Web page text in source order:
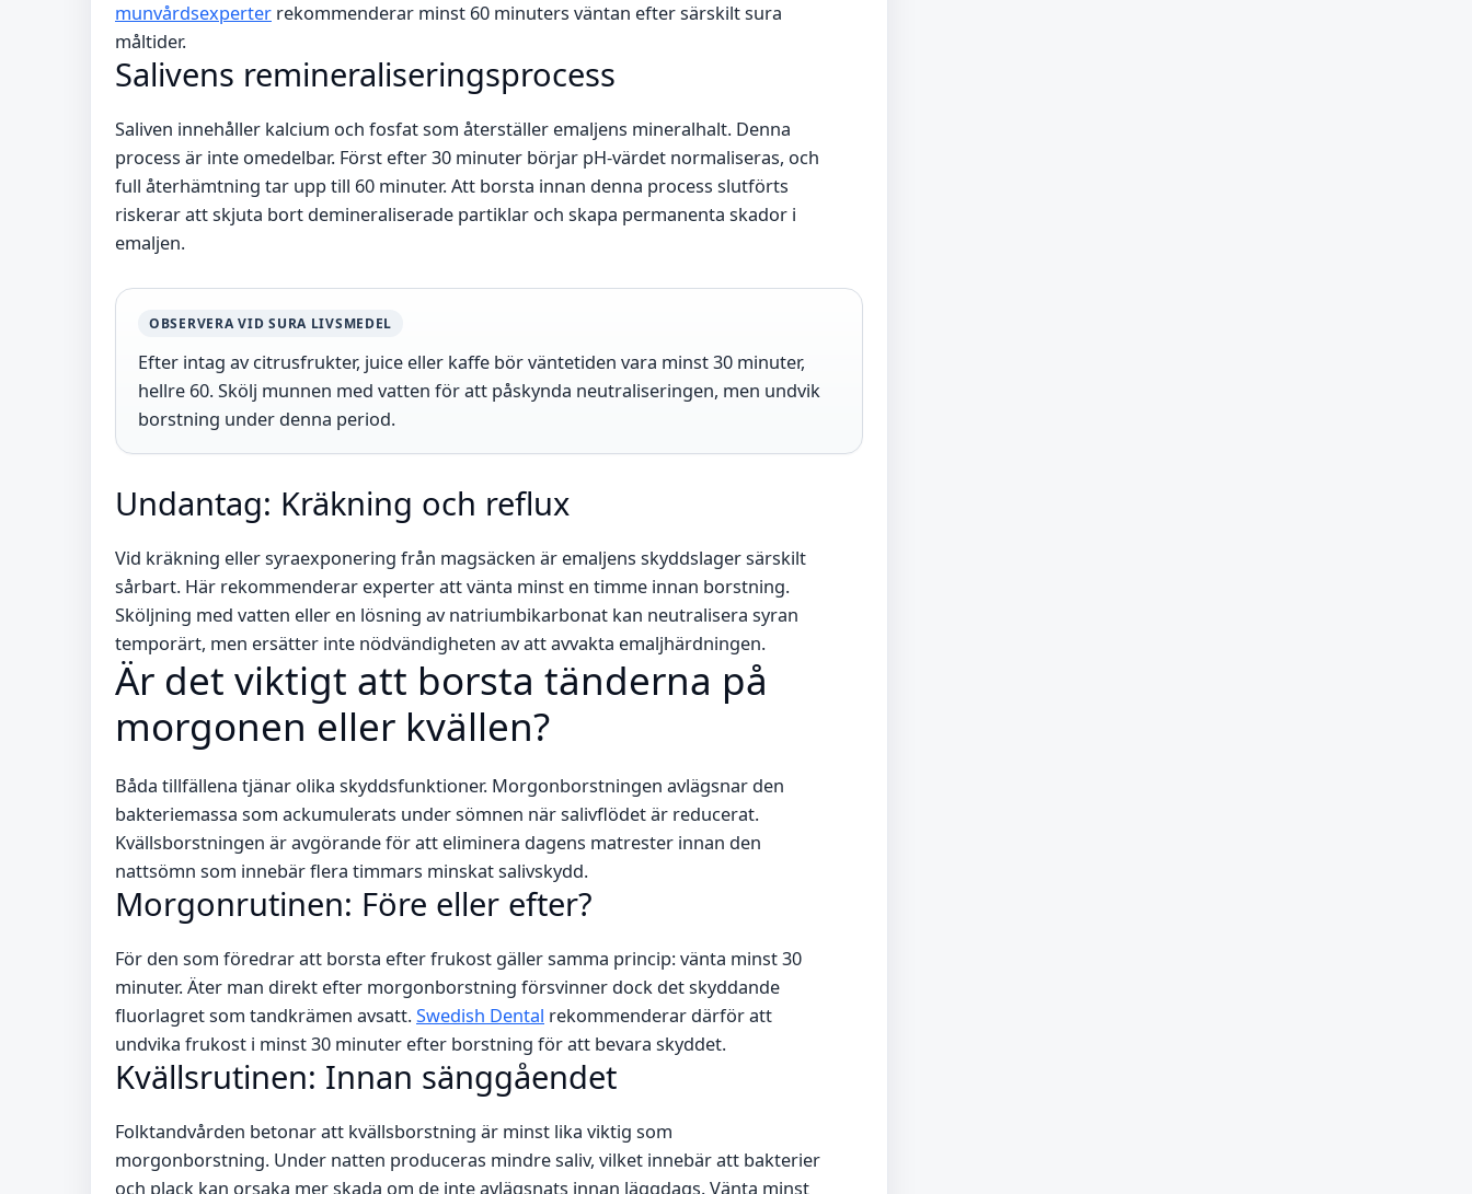
munvårdsexperter rekommenderar minst 60 minuters väntan efter särskilt sura
måltider.
Salivens remineraliseringsprocess
Saliven innehåller kalcium och fosfat som återställer emaljens mineralhalt. Denna
process är inte omedelbar. Först efter 30 minuter börjar pH-värdet normaliseras, och
full återhämtning tar upp till 60 minuter. Att borsta innan denna process slutförts
riskerar att skjuta bort demineraliserade partiklar och skapa permanenta skador i
emaljen.
OBSERVERA VID SURA LIVSMEDEL
Efter intag av citrusfrukter, juice eller kaffe bör väntetiden vara minst 30 minuter,
hellre 60. Skölj munnen med vatten för att påskynda neutraliseringen, men undvik
borstning under denna period.
Undantag: Kräkning och reflux
Vid kräkning eller syraexponering från magsäcken är emaljens skyddslager särskilt
sårbart. Här rekommenderar experter att vänta minst en timme innan borstning.
Sköljning med vatten eller en lösning av natriumbikarbonat kan neutralisera syran
temporärt, men ersätter inte nödvändigheten av att avvakta emaljhärdningen.
Är det viktigt att borsta tänderna på
morgonen eller kvällen?
Båda tillfällena tjänar olika skyddsfunktioner. Morgonborstningen avlägsnar den
bakteriemassa som ackumulerats under sömnen när salivflödet är reducerat.
Kvällsborstningen är avgörande för att eliminera dagens matrester innan den
nattsömn som innebär flera timmars minskat salivskydd.
Morgonrutinen: Före eller efter?
För den som föredrar att borsta efter frukost gäller samma princip: vänta minst 30
minuter. Äter man direkt efter morgonborstning försvinner dock det skyddande
fluorlagret som tandkrämen avsatt.Swedish Dental rekommenderar därför att
undvika frukost i minst 30 minuter efter borstning för att bevara skyddet.
Kvällsrutinen: Innan sänggåendet
Folktandvården betonar att kvällsborstning är minst lika viktig som
morgonborstning. Under natten produceras mindre saliv, vilket innebär att bakterier
och plack kan orsaka mer skada om de inte avlägsnats innan läggdags. Vänta minst